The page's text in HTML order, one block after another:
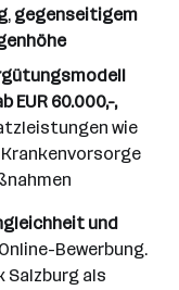
, gegenseitigem
60.000,-,
wie
und
Bewerbung.
Salzburg als